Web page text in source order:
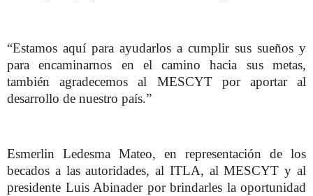
“Estamos aquí para ayudarlos a cumplir sus sueños y
para encaminarnos en el camino hacia sus metas,
también agradecemos al MESCYT por aportar al
desarrollo de nuestro país.”
Esmerlin Ledesma Mateo, en representación de los
becados a las autoridades, al ITLA, al MESCYT y al
presidente Luis Abinader por brindarles la oportunidad